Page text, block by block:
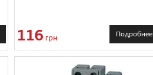
116 грн Подробнее